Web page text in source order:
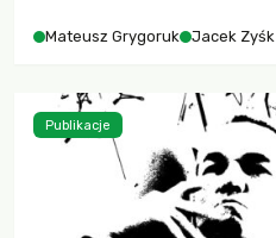
Mateusz Grygoruk Jacek Zyśk
Publikacje